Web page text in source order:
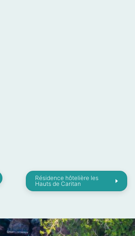
Résidence hôtelière les
Hauts de Caritan